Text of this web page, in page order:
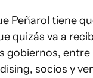
Peñarol tiene
quizás va a
gobiernos, entre
socios y